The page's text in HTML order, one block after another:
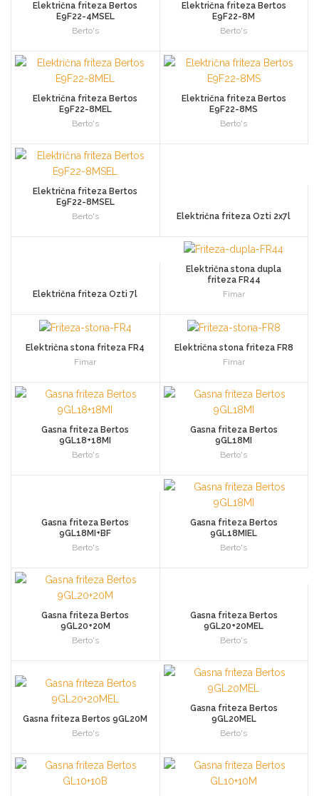
Električna friteza Bertos
E9F22-4MSEL
Berto's
Električna friteza Bertos
E9F22-8M
Berto's
Električna friteza Bertos
E9F22-8MEL
Berto's
Električna friteza Bertos
E9F22-8MS
Berto's
Električna friteza Bertos
E9F22-8MSEL
Berto's
Električna friteza Ozti 2x7l
Električna friteza Ozti 7l
Električna stona dupla
friteza FR44
Fimar
Električna stona friteza FR4
Fimar
Električna stona friteza FR8
Fimar
Gasna friteza Bertos
9GL18+18MI
Berto's
Gasna friteza Bertos
9GL18MI
Berto's
Gasna friteza Bertos
9GL18MI+BF
Berto's
Gasna friteza Bertos
9GL18MIEL
Berto's
Gasna friteza Bertos
9GL20+20M
Berto's
Gasna friteza Bertos
9GL20+20MEL
Berto's
Gasna friteza Bertos 9GL20M
Berto's
Gasna friteza Bertos
9GL20MEL
Berto's